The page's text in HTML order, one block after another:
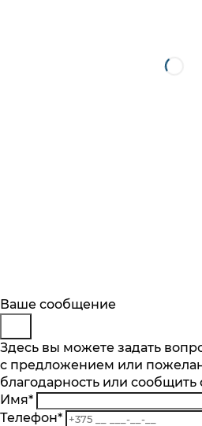
Покупка в 1 клик
Имя*
E-mail*
Телефон*
Комментарий
Описание
Отзывы
Основные характеристики
Макс. количество бутылок
141
Количество температурных
Будьте в курсе
Подпишитесь на последние
и узнавайте о новинках и
предложениях первыми
Подписаться
Заказ обратного звонка
Представьтесь
Телефон*
Комментарий
Ваше сообщение
Здесь вы можете задать
с предложением или
благодарность или сообщить
Имя*
Телефон*